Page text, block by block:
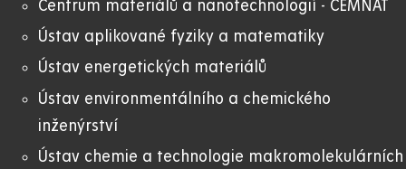
Centrum materiálů a nanotechnologií - CEMNAT
Ústav aplikované fyziky a matematiky
Ústav energetických materiálů
Ústav environmentálního a chemického
inženýrství
Ústav chemie a technologie makromolekulárních